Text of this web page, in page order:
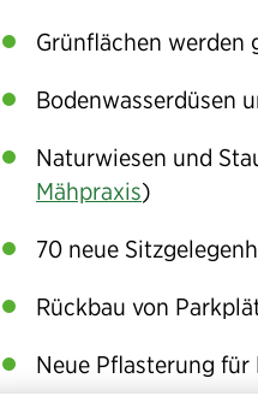
Grünflächen werden
Bodenwasserdüsen
Naturwiesen und
Mähpraxis)
70 neue
Rückbau von
Neue Pflasterung